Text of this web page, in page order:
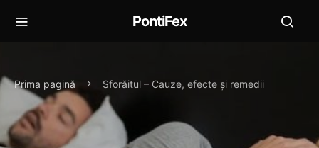
PontiFex
Prima pagină Sforăitul – Cauze, efecte și remedii